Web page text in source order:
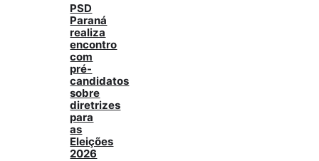
PSD
Paraná
realiza
encontro
com
pré-
candidatos
sobre
diretrizes
para
as
Eleições
2026